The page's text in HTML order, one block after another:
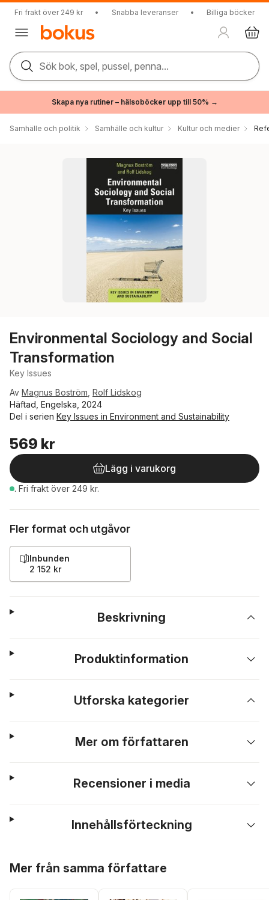
Fri frakt över 249 kr • Snabba leveranser • Billiga böcker
Sök bok, spel, pussel, penna...
Skapa nya rutiner – hälsoböcker upp till 50% →
Samhälle och politik Samhälle och kultur Kultur och medier
Environmental Sociology and Social
Transformation
Key Issues
Av Magnus Boström Rolf Lidskog
Häftad, Engelska, 2024
Del i serien Key Issues in Environment and Sustainability
569 kr
Lägg i varukorg
. Fri frakt över 249 kr.
Fler format och utgåvor
Inbunden
2 152 kr
Beskrivning
Produktinformation
Utforska kategorier
Mer om författaren
Recensioner i media
Innehållsförteckning
Mer från samma författare